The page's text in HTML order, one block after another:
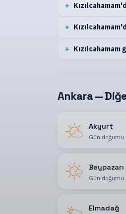
Kızılcahamam
Ankara —
Akyurt
Gün doğumu
Beypazarı
Gün doğumu
Elmadağ